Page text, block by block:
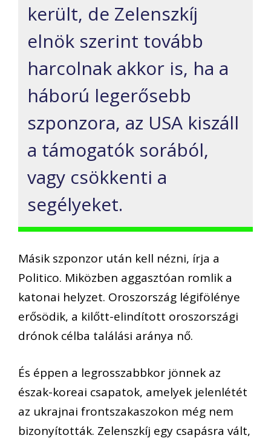
került, de Zelenszkíj
elnök szerint tovább
harcolnak akkor is, ha a
háború legerősebb
szponzora, az USA kiszáll
a támogatók sorából,
vagy csökkenti a
segélyeket.
Másik szponzor után kell nézni, írja a
Politico. Miközben aggasztóan romlik a
katonai helyzet. Oroszország légifölénye
erősödik, a kilőtt-elindított oroszországi
drónok célba találási aránya nő.
És éppen a legrosszabbkor jönnek az
észak-koreai csapatok, amelyek jelenlétét
az ukrajnai frontszakaszokon még nem
bizonyították. Zelenszkíj egy csapásra vált,